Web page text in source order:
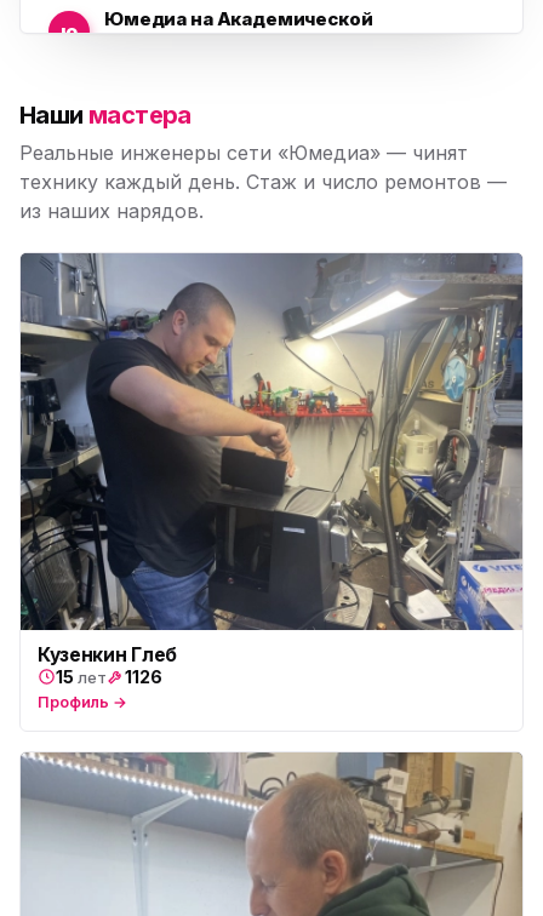
ю
Юмедиа на Академической
ю Морская набережная, 35
ю
Юмедиа на Наставников
пр. Наставников 35
ю
Юмедиа на Дыбенко
ул. Антонова-Овсеенко, 25к1
ю
Юмедиа в ТК Юго-Запад
пр. Маршала Жукова, 35-1
ю
Юмедиа на Космонавтов
пр. Космонавтов, 38к4
ю
Юмедиа на Международной
ул. Белы Куна, 24к1
ю
Юмедиа в Купчино
ул. Будапештская, 87-3
ю ул. Тверская 60, Колпино
Юмедиа во Всеволожске
Наши мастера
Реальные инженеры сети «Юмедиа» — чинят
технику каждый день. Стаж и число ремонтов —
из наших нарядов.
Кузенкин Глеб
15 лет 1126
Профиль →